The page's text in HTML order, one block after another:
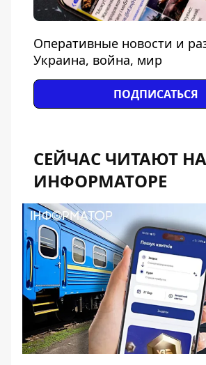
Оперативные новости и
Украина, война, мир
ПОДПИСАТЬСЯ
СЕЙЧАС ЧИТАЮТ НА
ИНФОРМАТОРЕ